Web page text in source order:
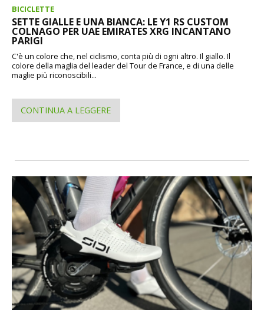
BICICLETTE
SETTE GIALLE E UNA BIANCA: LE Y1 RS CUSTOM
COLNAGO PER UAE EMIRATES XRG INCANTANO
PARIGI
C'è un colore che, nel ciclismo, conta più di ogni altro. Il giallo. Il
colore della maglia del leader del Tour de France, e di una delle
maglie più riconoscibili...
CONTINUA A LEGGERE